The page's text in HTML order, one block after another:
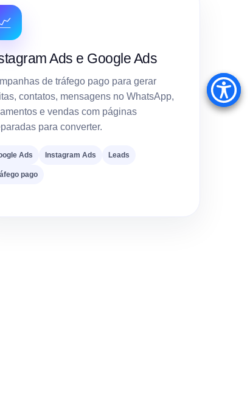
Ads e Google Ads
de tráfego pago para gerar
contatos, mensagens no WhatsApp,
e vendas com páginas
para converter.
Ads Instagram Ads Leads
pago